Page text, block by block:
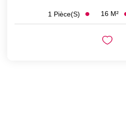
1 Pièce(s) 16 M²